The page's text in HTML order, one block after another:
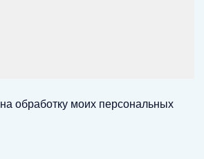
на обработку моих персональных